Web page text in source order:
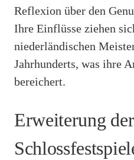
Reflexion über den
Ihre Einflüsse ziehen
niederländischen
Jahrhunderts, was ihre
bereichert.
Erweiterung der